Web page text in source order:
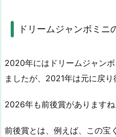
ドリームジャンボミニ
2020年にはドリームジャン
ましたが、2021年は元に戻り
2026年も前後賞がありますね
前後賞とは、例えば、この宝